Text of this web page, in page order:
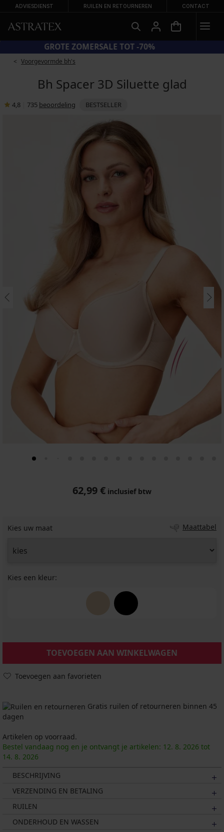
ADVIESDIENST RUILEN EN RETOURNEREN CONTACT
CODE GET20 = 20% KORTING BOVEN € 60
GROTE ZOMERSALE TOT -70%
Voorgevormde bh's
Bh Spacer 3D Siluette glad
4,8 735 beoordeling BESTSELLER
62,99 € inclusief btw
Kies uw maat Maattabel
Kies een kleur:
TOEVOEGEN AAN WINKELWAGEN
Toevoegen aan favorieten
Gratis ruilen of retourneren binnen 45
dagen
Artikelen op voorraad.
Bestel vandaag nog en je ontvangt je artikelen: 12. 8. 2026 tot
14. 8. 2026
BESCHRIJVING
VERZENDING EN BETALING
RUILEN
ONDERHOUD EN WASSEN